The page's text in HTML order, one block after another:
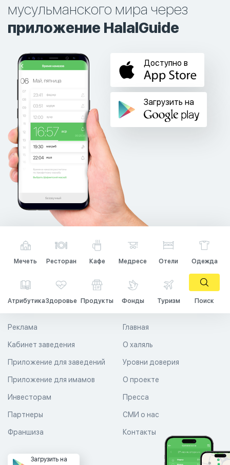
мусульманского мира через
приложение HalalGuide
Доступно в
Загрузить на
Мечеть Ресторан Кафе Медресе Отели Одежда
АтрибутикаЗдоровье Продукты Фонды Туризм Поиск
Главная
О халяль
Уровни доверия
Реклама
Кабинет заведения
Приложение для заведений
Приложение для имамов О проекте
Пресса
СМИ о нас
Контакты
Инвесторам
Партнеры
Франшиза
Загрузить на